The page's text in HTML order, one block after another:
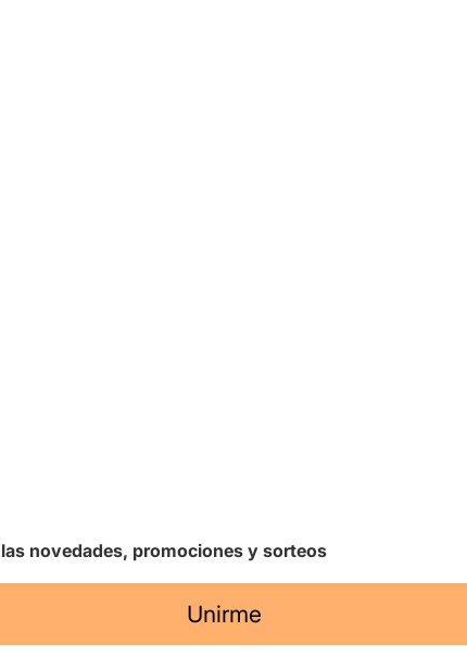
novedades, promociones y sorteos
Unirme